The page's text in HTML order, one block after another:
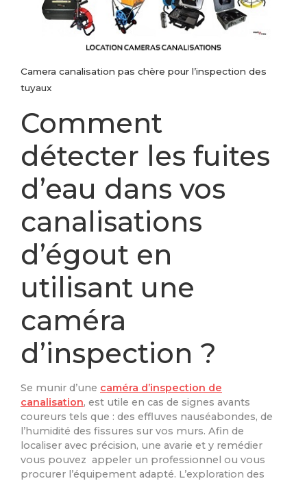
Camera canalisation pas chère pour l’inspection des
tuyaux
Comment
détecter les fuites
d’eau dans vos
canalisations
d’égout en
utilisant une
caméra
d’inspection ?
Se munir d’une caméra d’inspection de
canalisation, est utile en cas de signes avants
coureurs tels que : des effluves nauséabondes, de
l’humidité des fissures sur vos murs. Afin de
localiser avec précision, une avarie et y remédier
vous pouvez appeler un professionnel ou vous
procurer l’équipement adapté. L’exploration des